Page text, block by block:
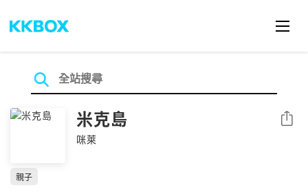
米克島
咪萊
分享
親子